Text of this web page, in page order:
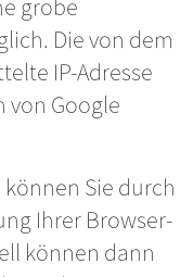
Die von dem
IP-Adresse
Google
Sie durch
Ihrer Browser-
können dann